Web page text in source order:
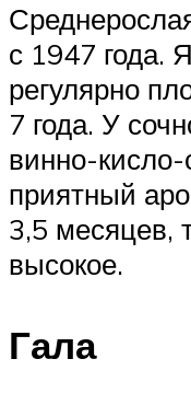
с 1947 года.
регулярно
7 года. У
винно-кисло-
приятный
3,5 месяцев,
высокое.
Гала